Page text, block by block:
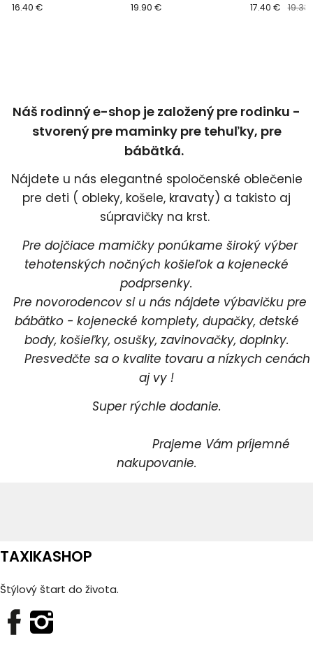
a13
16.40 €
19.90 €
17.40 € 19.33
Náš rodinný e-shop je založený pre rodinku -
stvorený pre maminky pre tehuľky, pre
bábätká.
Nájdete u nás elegantné spoločenské oblečenie
pre deti ( obleky, košele, kravaty) a takisto aj
súpravičky na krst.
Pre dojčiace mamičky ponúkame široký výber
tehotenských nočných košieľok a kojenecké
podprsenky.
Pre novorodencov si u nás nájdete výbavičku pre
bábätko - kojenecké komplety, dupačky, detské
body, košieľky, osušky, zavinovačky, doplnky.
Presvedčte sa o kvalite tovaru a nízkych cenách
aj vy !
Super rýchle dodanie.
Prajeme Vám príjemné
nakupovanie.
TAXIKASHOP
Štýlový štart do života.